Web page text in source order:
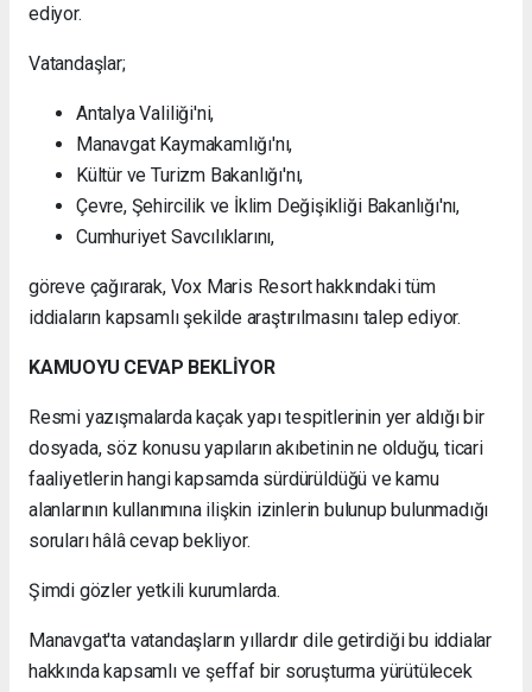
ediyor.
Vatandaşlar;
Antalya Valiliği'ni,
Manavgat Kaymakamlığı'nı,
Kültür ve Turizm Bakanlığı'nı,
Çevre, Şehircilik ve İklim Değişikliği Bakanlığı'nı,
Cumhuriyet Savcılıklarını,
göreve çağırarak, Vox Maris Resort hakkındaki tüm
iddiaların kapsamlı şekilde araştırılmasını talep ediyor.
KAMUOYU CEVAP BEKLİYOR
Resmi yazışmalarda kaçak yapı tespitlerinin yer aldığı bir
dosyada, söz konusu yapıların akıbetinin ne olduğu, ticari
faaliyetlerin hangi kapsamda sürdürüldüğü ve kamu
alanlarının kullanımına ilişkin izinlerin bulunup bulunmadığı
soruları hâlâ cevap bekliyor.
Şimdi gözler yetkili kurumlarda.
Manavgat'ta vatandaşların yıllardır dile getirdiği bu iddialar
hakkında kapsamlı ve şeffaf bir soruşturma yürütülecek